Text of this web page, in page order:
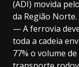
(ADI) movida
da Região Norte.
— A ferrovia
toda a cadeia
77% o volume